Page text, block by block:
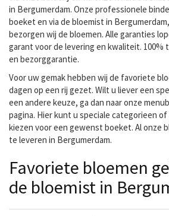
in Bergumerdam. Onze professionele
boeket en via de bloemist in
bezorgen wij de bloemen. Alle garanties
garant voor de levering en kwaliteit. 100%
en bezorggarantie.
Voor uw gemak hebben wij de favoriete
dagen op een rij gezet. Wilt u liever een
een andere keuze, ga dan naar onze
pagina. Hier kunt u speciale categorieen
kiezen voor een gewenst boeket. Al onze
te leveren in Bergumerdam.
Favoriete bloemen
de bloemist in